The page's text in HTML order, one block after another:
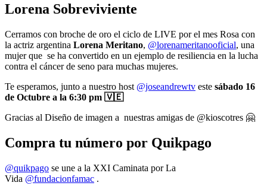
Lorena Sobreviviente
Cerramos con broche de oro el ciclo de LIVE por el mes Rosa con
la actriz argentina Lorena Meritano, @lorenameritanooficial, una
mujer que se ha convertido en un ejemplo de resiliencia en la lucha
contra el cáncer de seno para muchas mujeres.
Te esperamos, junto a nuestro host @joseandrewtv este sábado 16
de Octubre a la 6:30 pm 🇻🇪
Gracias al Diseño de imagen a nuestras amigas de @kioscotres 🤗
Compra tu número por Quikpago
@quikpago se une a la XXI Caminata por La
Vida @fundacionfamac .